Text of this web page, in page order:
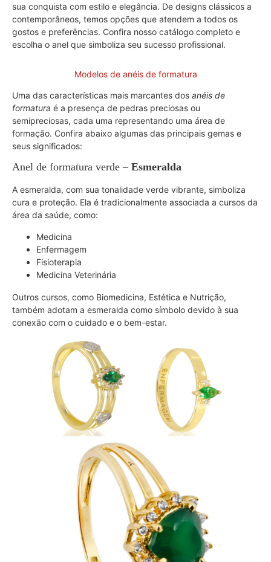
sua conquista com estilo e elegância. De designs clássicos a
contemporâneos, temos opções que atendem a todos os
gostos e preferências. Confira nosso catálogo completo e
escolha o anel que simboliza seu sucesso profissional.
Modelos de anéis de formatura
Uma das características mais marcantes dos anéis de
formatura é a presença de pedras preciosas ou
semipreciosas, cada uma representando uma área de
formação. Confira abaixo algumas das principais gemas e
seus significados:
Anel de formatura verde – Esmeralda
A esmeralda, com sua tonalidade verde vibrante, simboliza
cura e proteção. Ela é tradicionalmente associada a cursos da
área da saúde, como:
Medicina
Enfermagem
Fisioterapia
Medicina Veterinária
Outros cursos, como Biomedicina, Estética e Nutrição,
também adotam a esmeralda como símbolo devido à sua
conexão com o cuidado e o bem-estar.